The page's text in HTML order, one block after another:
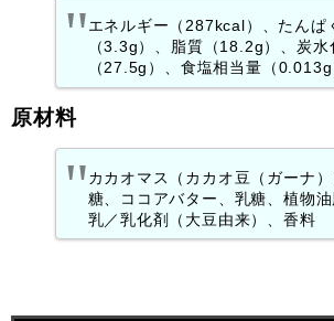
エネルギー（287kcal）、たんぱ
（3.3g）、脂質（18.2g）、炭水
（27.5g）、食塩相当量（0.013g
原材料
カカオマス（カカオ豆（ガーナ
糖、ココアバター、乳糖、植物
乳／乳化剤（大豆由来）、香料